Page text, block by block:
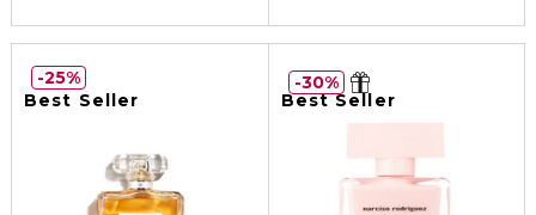
Best Seller
25%
Best Seller
30%